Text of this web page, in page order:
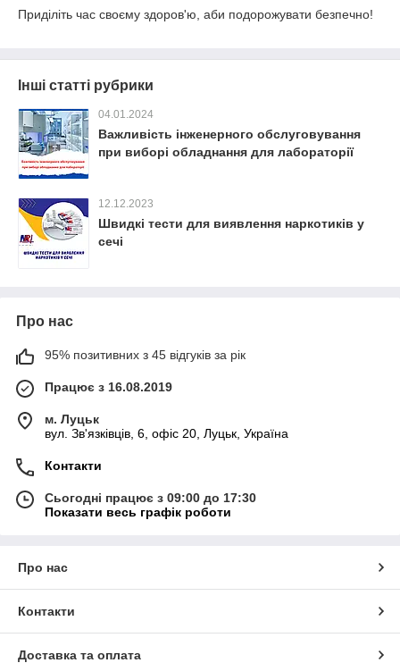
Приділіть час своєму здоров'ю, аби подорожувати безпечно!
Інші статті рубрики
04.01.2024
Важливість інженерного обслуговування
при виборі обладнання для лабораторії
12.12.2023
Швидкі тести для виявлення наркотиків у
сечі
Про нас
95% позитивних з 45 відгуків за рік
Працює з 16.08.2019
м. Луцьк
вул. Зв'язківців, 6, офіс 20, Луцьк, Україна
Контакти
Сьогодні працює з 09:00 до 17:30
Показати весь графік роботи
Про нас
Контакти
Доставка та оплата